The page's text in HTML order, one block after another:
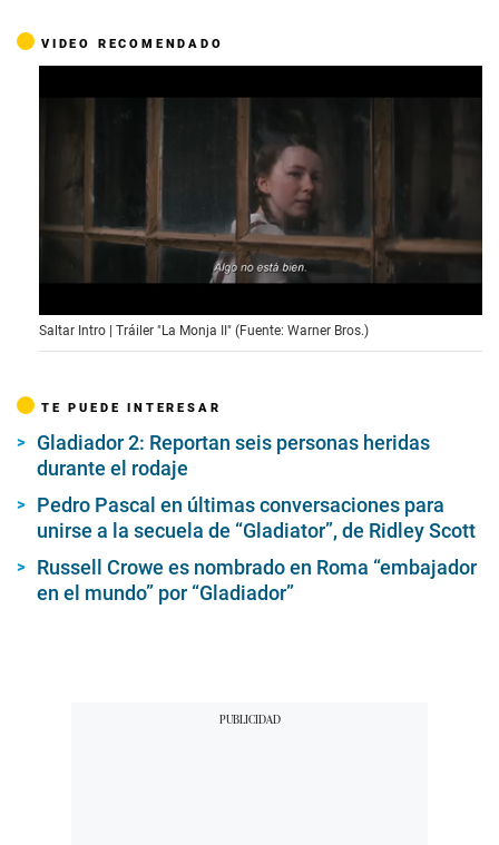
VIDEO RECOMENDADO
0
o
f
i
u
t
s
,
2
s
e
Saltar Intro | Tráiler "La Monja II" (Fuente: Warner Bros.)
TE PUEDE INTERESAR
Gladiador 2: Reportan seis personas heridas
durante el rodaje
Pedro Pascal en últimas conversaciones para
unirse a la secuela de “Gladiator”, de Ridley Scott
Russell Crowe es nombrado en Roma “embajador
en el mundo” por “Gladiador”